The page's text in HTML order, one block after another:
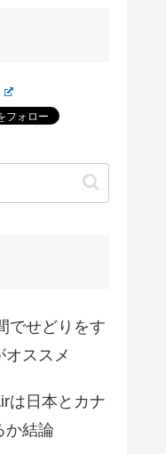
でせどりをす
オススメ
は日本とカナ
か結論